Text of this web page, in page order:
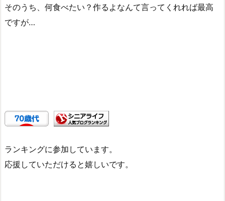
そのうち、何食べたい？作るよなんて言ってくれれば最高
ですが…
ランキングに参加しています。
応援していただけると嬉しいです。